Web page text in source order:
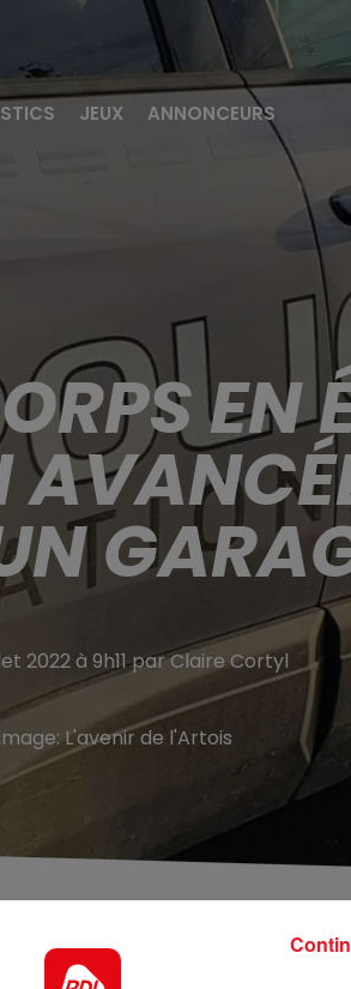
JEUX ANNONCEURS
EN
2022 à 9h11 par Claire Cortyl
L'avenir de l'Artois